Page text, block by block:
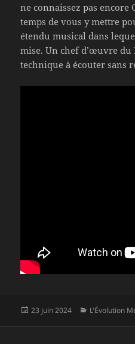
ne connaissez pas
temps de vous y mettre
étendu musical dans
mise. Un chef d’œuvre
technique à écouter sans
Publié
23 juin 2024 Catégories
L'Évolution